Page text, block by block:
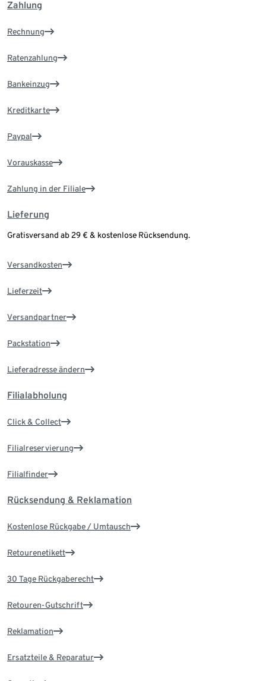
Zahlung
Rechnung
Ratenzahlung
Bankeinzug
Kreditkarte
Paypal
Vorauskasse
Zahlung in der Filiale
Lieferung
Gratisversand ab 29 € & kostenlose Rücksendung.
Versandkosten
Lieferzeit
Versandpartner
Packstation
Lieferadresse ändern
Filialabholung
Click & Collect
Filialreservierung
Filialfinder
Rücksendung & Reklamation
Kostenlose Rückgabe / Umtausch
Retourenetikett
30 Tage Rückgaberecht
Retouren-Gutschrift
Reklamation
Ersatzteile & Reparatur